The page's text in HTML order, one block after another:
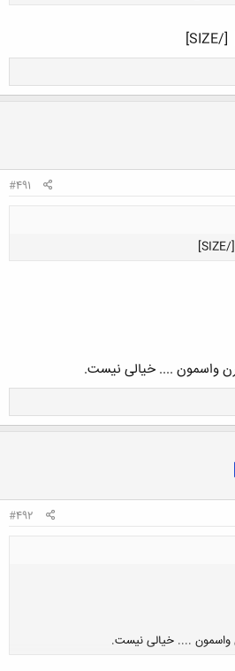
[/SIZE]
#491
[/SIZE]
کنید تا باز شود...
واسمون .... خیالی نیست.
#492
واسمون .... خیالی نیست.